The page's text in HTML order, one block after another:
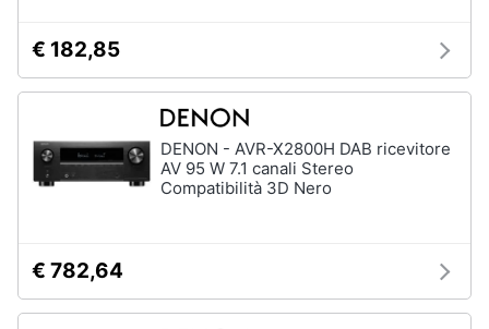
€ 182,85
DENON - AVR-X2800H DAB ricevitore
AV 95 W 7.1 canali Stereo
Compatibilità 3D Nero
€ 782,64